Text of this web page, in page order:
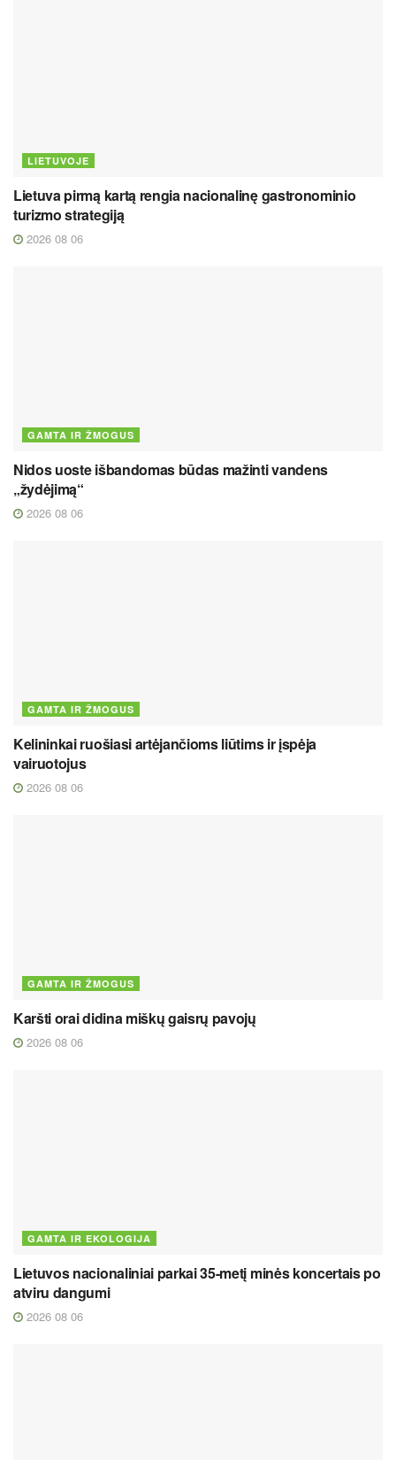
LIETUVOJE
Lietuva pirmą kartą rengia nacionalinę gastronominio
turizmo strategiją
2026 08 06
GAMTA IR ŽMOGUS
Nidos uoste išbandomas būdas mažinti vandens
„žydėjimą“
2026 08 06
GAMTA IR ŽMOGUS
Kelininkai ruošiasi artėjančioms liūtims ir įspėja
vairuotojus
2026 08 06
GAMTA IR ŽMOGUS
Karšti orai didina miškų gaisrų pavojų
2026 08 06
GAMTA IR EKOLOGIJA
Lietuvos nacionaliniai parkai 35-metį minės koncertais po
atviru dangumi
2026 08 06